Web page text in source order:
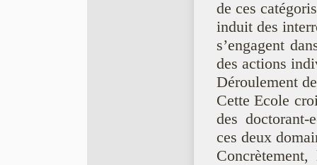
de ces
induit des
s’engagent
des actions
Déroulement
Cette Ecole
des doctorant-
ces deux